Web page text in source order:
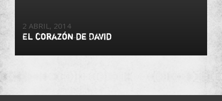
2 ABRIL, 2014
El corazón de David